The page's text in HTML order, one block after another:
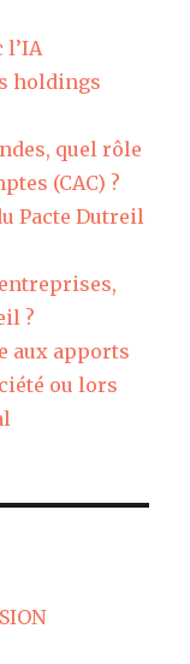
l’IA
holdings
quel rôle
(CAC) ?
Pacte Dutreil
?
aux apports
ou lors